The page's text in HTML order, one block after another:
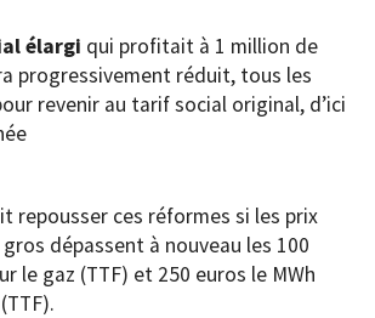
élargi qui profitait à 1 million de
progressivement réduit, tous les
revenir au tarif social original, d’ici
repousser ces réformes si les prix
dépassent à nouveau les 100
le gaz (TTF) et 250 euros le MWh